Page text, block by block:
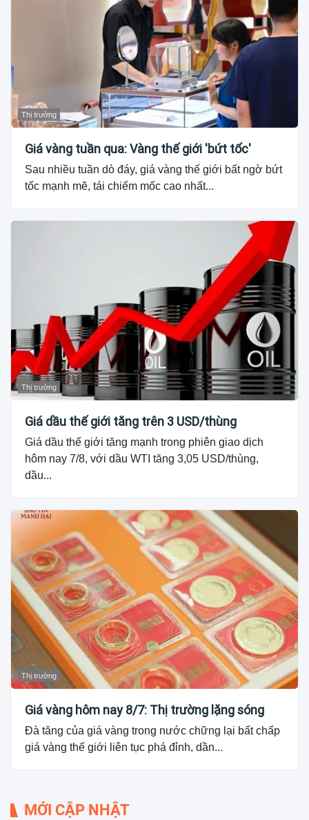
Thị trường
Giá vàng tuần qua: Vàng thế giới 'bứt tốc'
Sau nhiều tuần dò đáy, giá vàng thế giới bất ngờ bứt
tốc mạnh mẽ, tái chiếm mốc cao nhất...
Thị trường
Giá dầu thế giới tăng trên 3 USD/thùng
Giá dầu thế giới tăng mạnh trong phiên giao dịch
hôm nay 7/8, với dầu WTI tăng 3,05 USD/thùng,
dầu...
Thị trường
Giá vàng hôm nay 8/7: Thị trường lặng sóng
Đà tăng của giá vàng trong nước chững lại bất chấp
giá vàng thế giới liên tục phá đỉnh, dần...
MỚI CẬP NHẬT